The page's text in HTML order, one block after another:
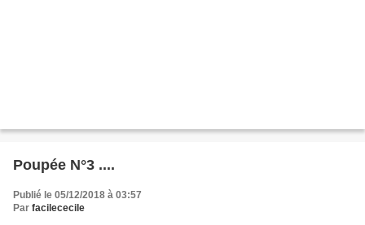
Poupée N°3 ....
Publié le 05/12/2018 à 03:57
Par facilececile